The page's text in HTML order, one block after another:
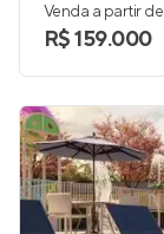
Venda a partir de
R$ 159.000